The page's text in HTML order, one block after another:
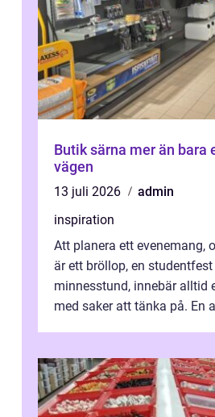
Butik särna mer än bara en mack vid
vägen
13 juli 2026
admin
inspiration
Att planera ett evenemang,
är ett bröllop, en studentfest
minnesstund, innebär alltid
med saker att tänka på. En